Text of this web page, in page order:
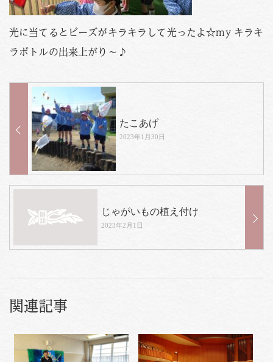
光に当てるとビーズがキラキラして光ったよ☆my キラキ
ラボトルの出来上がり～♪
たこあげ
2023年1月30日
じゃがいもの植え付け
2023年2月1日
関連記事